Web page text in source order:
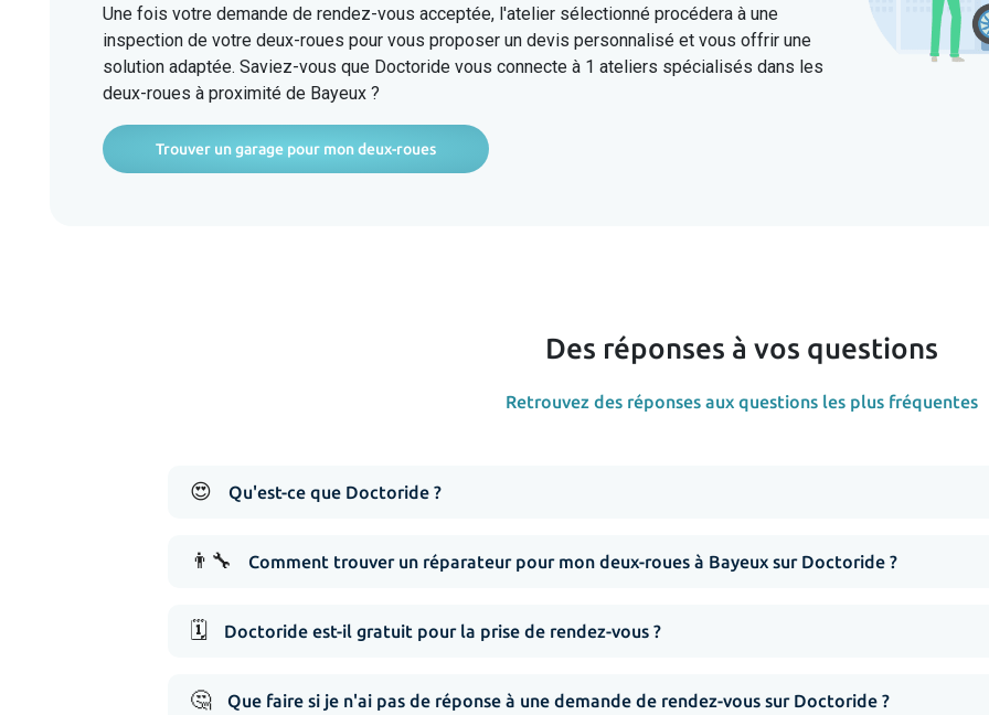
Une fois votre demande de rendez-vous acceptée, l'atelier sélectionné procédera à une
inspection de votre deux-roues pour vous proposer un devis personnalisé et vous offrir une
solution adaptée. Saviez-vous que Doctoride vous connecte à 1 ateliers spécialisés dans les
deux-roues à proximité de Bayeux ?
Trouver un garage pour mon deux-roues
Des réponses à vos questions
Retrouvez des réponses aux questions les plus fréquentes
😍 Qu'est-ce que Doctoride ?
👨‍🔧 Comment trouver un réparateur pour mon deux-roues à Bayeux sur Doctoride ?
🗓️ Doctoride est-il gratuit pour la prise de rendez-vous ?
🤔 Que faire si je n'ai pas de réponse à une demande de rendez-vous sur Doctoride ?